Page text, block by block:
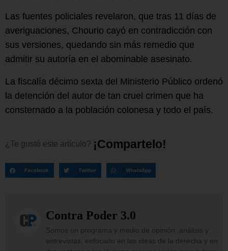
Las fuentes policiales revelaron, que tras 11 días de
averiguaciones, Chourio cayó en contradicción con
sus versiones, quedando sin más remedio que
admitir su autoría en el abominable asesinato.
La fiscalía décimo sexta del Ministerio Público ordenó
la detención del autor de tan cruel crimen que ha
consternado a la población colonesa y todo el país.
¿Te gustó este artículo? ¡Comparte o!
Facebook Twitter WhatsApp
Contra Poder 3.0
Somos un programa y medio de opinión, análisis y
entrevistas, enfocado en las ideas de la derecha y en